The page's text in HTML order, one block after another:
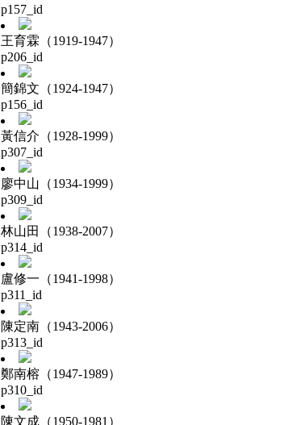
p157_id
王育霖（1919-1947）
p206_id
簡錦文（1924-1947）
p156_id
黃信介（1928-1999）
p307_id
廖中山（1934-1999）
p309_id
林山田（1938-2007）
p314_id
盧修一（1941-1998）
p311_id
陳定南（1943-2006）
p313_id
鄭南榕（1947-1989）
p310_id
陳文成（1950-1981）